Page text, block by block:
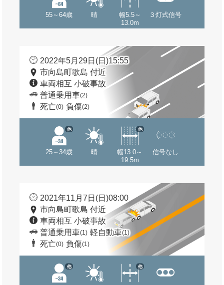
55～64歳 晴
幅5.5～
13.0m
３灯式信号
2022年5月29日(日)15:55
市向島町歌島 付近
車両相互 小破事故
普通乗用車(2)
死亡(0) 負傷(2)
25～34歳
他
晴
幅13.0～
19.5m
他
信号なし
2021年11月7日(日)08:00
市向島町歌島 付近
車両相互 小破事故
普通乗用車(1) 軽自動車(1)
死亡(0) 負傷(1)
他 他